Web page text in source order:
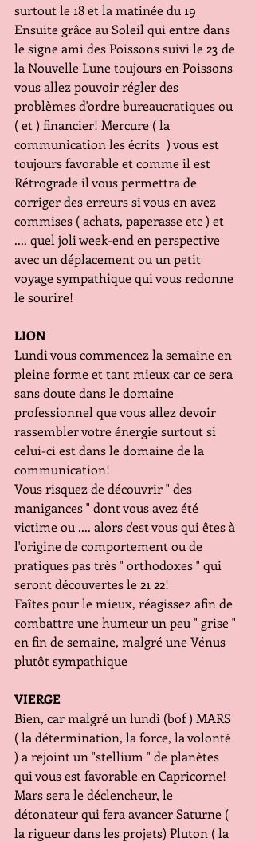
surtout le 18 et la matinée du 19
Ensuite grâce au Soleil qui entre dans
le signe ami des Poissons suivi le 23 de
la Nouvelle Lune toujours en Poissons
vous allez pouvoir régler des
problèmes d'ordre bureaucratiques ou
( et ) financier! Mercure ( la
communication les écrits  ) vous est
toujours favorable et comme il est
Rétrograde il vous permettra de
corriger des erreurs si vous en avez
commises ( achats, paperasse etc ) et
.... quel joli week-end en perspective
avec un déplacement ou un petit
voyage sympathique qui vous redonne
le sourire!
LION
Lundi vous commencez la semaine en
pleine forme et tant mieux car ce sera
sans doute dans le domaine
professionnel que vous allez devoir
rassembler votre énergie surtout si
celui-ci est dans le domaine de la
communication!
Vous risquez de découvrir " des
manigances " dont vous avez été
victime ou .... alors c'est vous qui êtes à
l'origine de comportement ou de
pratiques pas très " orthodoxes " qui
seront découvertes le 21 22!
Faîtes pour le mieux, réagissez afin de
combattre une humeur un peu " grise "
en fin de semaine, malgré une Vénus
plutôt sympathique
VIERGE
Bien, car malgré un lundi (bof ) MARS
( la détermination, la force, la volonté
) a rejoint un "stellium " de planètes
qui vous est favorable en Capricorne!
Mars sera le déclencheur, le
détonateur qui fera avancer Saturne (
la rigueur dans les projets) Pluton ( la